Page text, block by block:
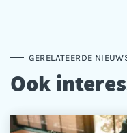
GERELATEERDE
Ook